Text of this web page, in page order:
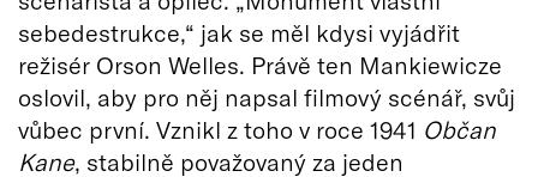
sebedestrukce,“ jak se měl kdysi vyjádřit
režisér Orson Welles. Právě ten Mankiewicze
oslovil, aby pro něj napsal filmový scénář, svůj
vůbec první. Vznikl z toho v roce 1941 Občan
Kane, stabilně považovaný za jeden